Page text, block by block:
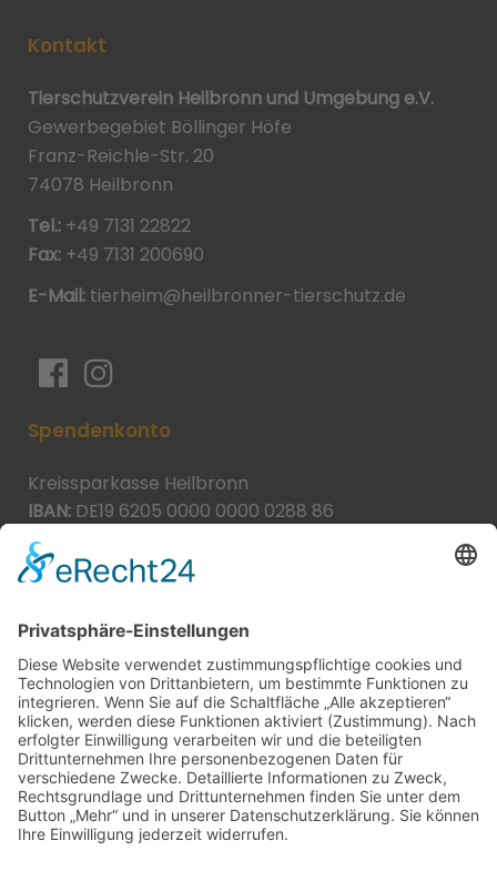
Kontakt
Tierschutzverein Heilbronn und Umgebung e.V.
Gewerbegebiet Böllinger Höfe
Franz-Reichle-Str. 20
74078 Heilbronn
Tel.: +49 7131 22822
Fax: +49 7131 200690
E-Mail: tierheim@heilbronner-tierschutz.de
Spendenkonto
Kreissparkasse Heilbronn
IBAN: DE19 6205 0000 0000 0288 86
BIC:
Spende direkt via PayPal
JETZT SPENDEN
paypal@heilbronner-tierschutz.de